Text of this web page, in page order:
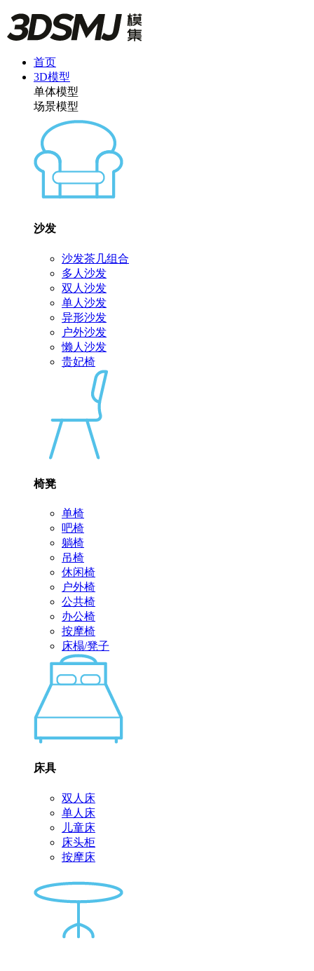
首页
3D模型
单体模型
场景模型
沙发
沙发茶几组合
多人沙发
双人沙发
单人沙发
异形沙发
户外沙发
懒人沙发
贵妃椅
椅凳
单椅
吧椅
躺椅
吊椅
休闲椅
户外椅
公共椅
办公椅
按摩椅
床榻/凳子
床具
双人床
单人床
儿童床
床头柜
按摩床